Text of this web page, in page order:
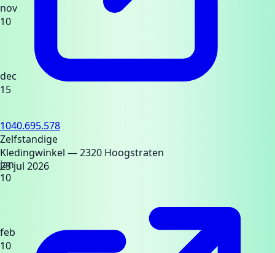
nov
10
dec
15
jan
10
feb
10
1040.695.578
Zelfstandige
Kledingwinkel — 2320 Hoogstraten
23 jul 2026